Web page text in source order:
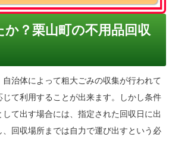
か？栗山町の不用品回収
治体によって粗大ごみの収集が行われて
て利用することが出来ます。しかし条件
て出す場合には、指定された回収日に出
回収場所までは自力で運び出すという必